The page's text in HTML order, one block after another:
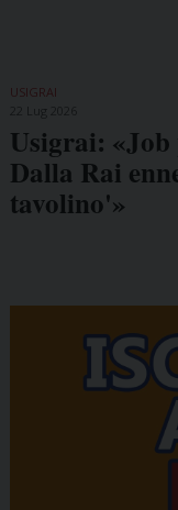
USIGRAI
Usigrai:
Dalla Rai
tavolino'»